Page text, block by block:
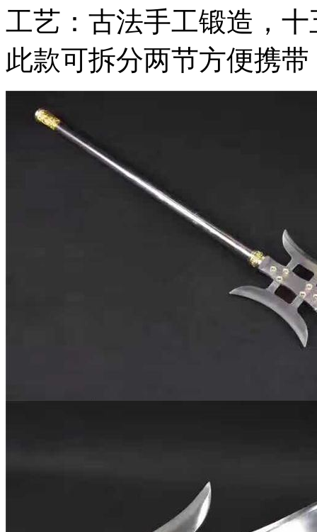
工艺：古法手工锻造，
此款可拆分两节方便携带